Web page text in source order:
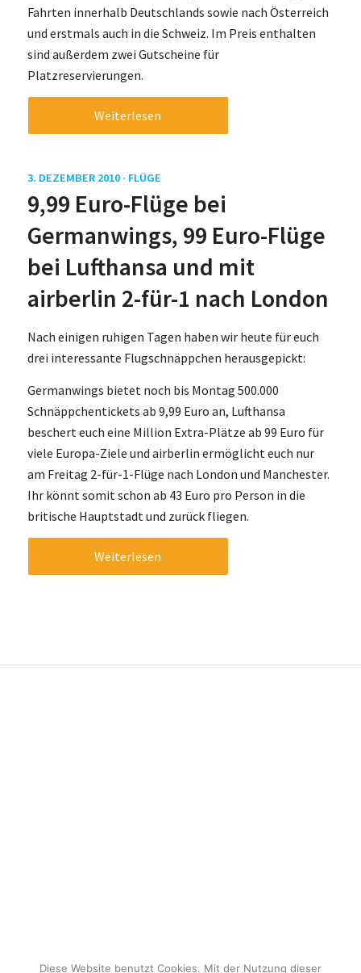
Fahrten innerhalb Deutschlands sowie nach Österreich
und erstmals auch in die Schweiz. Im Preis enthalten
sind außerdem zwei Gutscheine für
Platzreservierungen.
Weiterlesen
3. DEZEMBER 2010 · FLÜGE
9,99 Euro-Flüge bei
Germanwings, 99 Euro-Flüge
bei Lufthansa und mit
airberlin 2-für-1 nach London
Nach einigen ruhigen Tagen haben wir heute für euch
drei interessante Flugschnäppchen herausgepickt:
Germanwings bietet noch bis Montag 500.000
Schnäppchentickets ab 9,99 Euro an, Lufthansa
beschert euch eine Million Extra-Plätze ab 99 Euro für
viele Europa-Ziele und airberlin ermöglicht euch nur
am Freitag 2-für-1-Flüge nach London und Manchester.
Ihr könnt somit schon ab 43 Euro pro Person in die
britische Hauptstadt und zurück fliegen.
Weiterlesen
Diese Website benutzt Cookies. Mit der Nutzung dieser